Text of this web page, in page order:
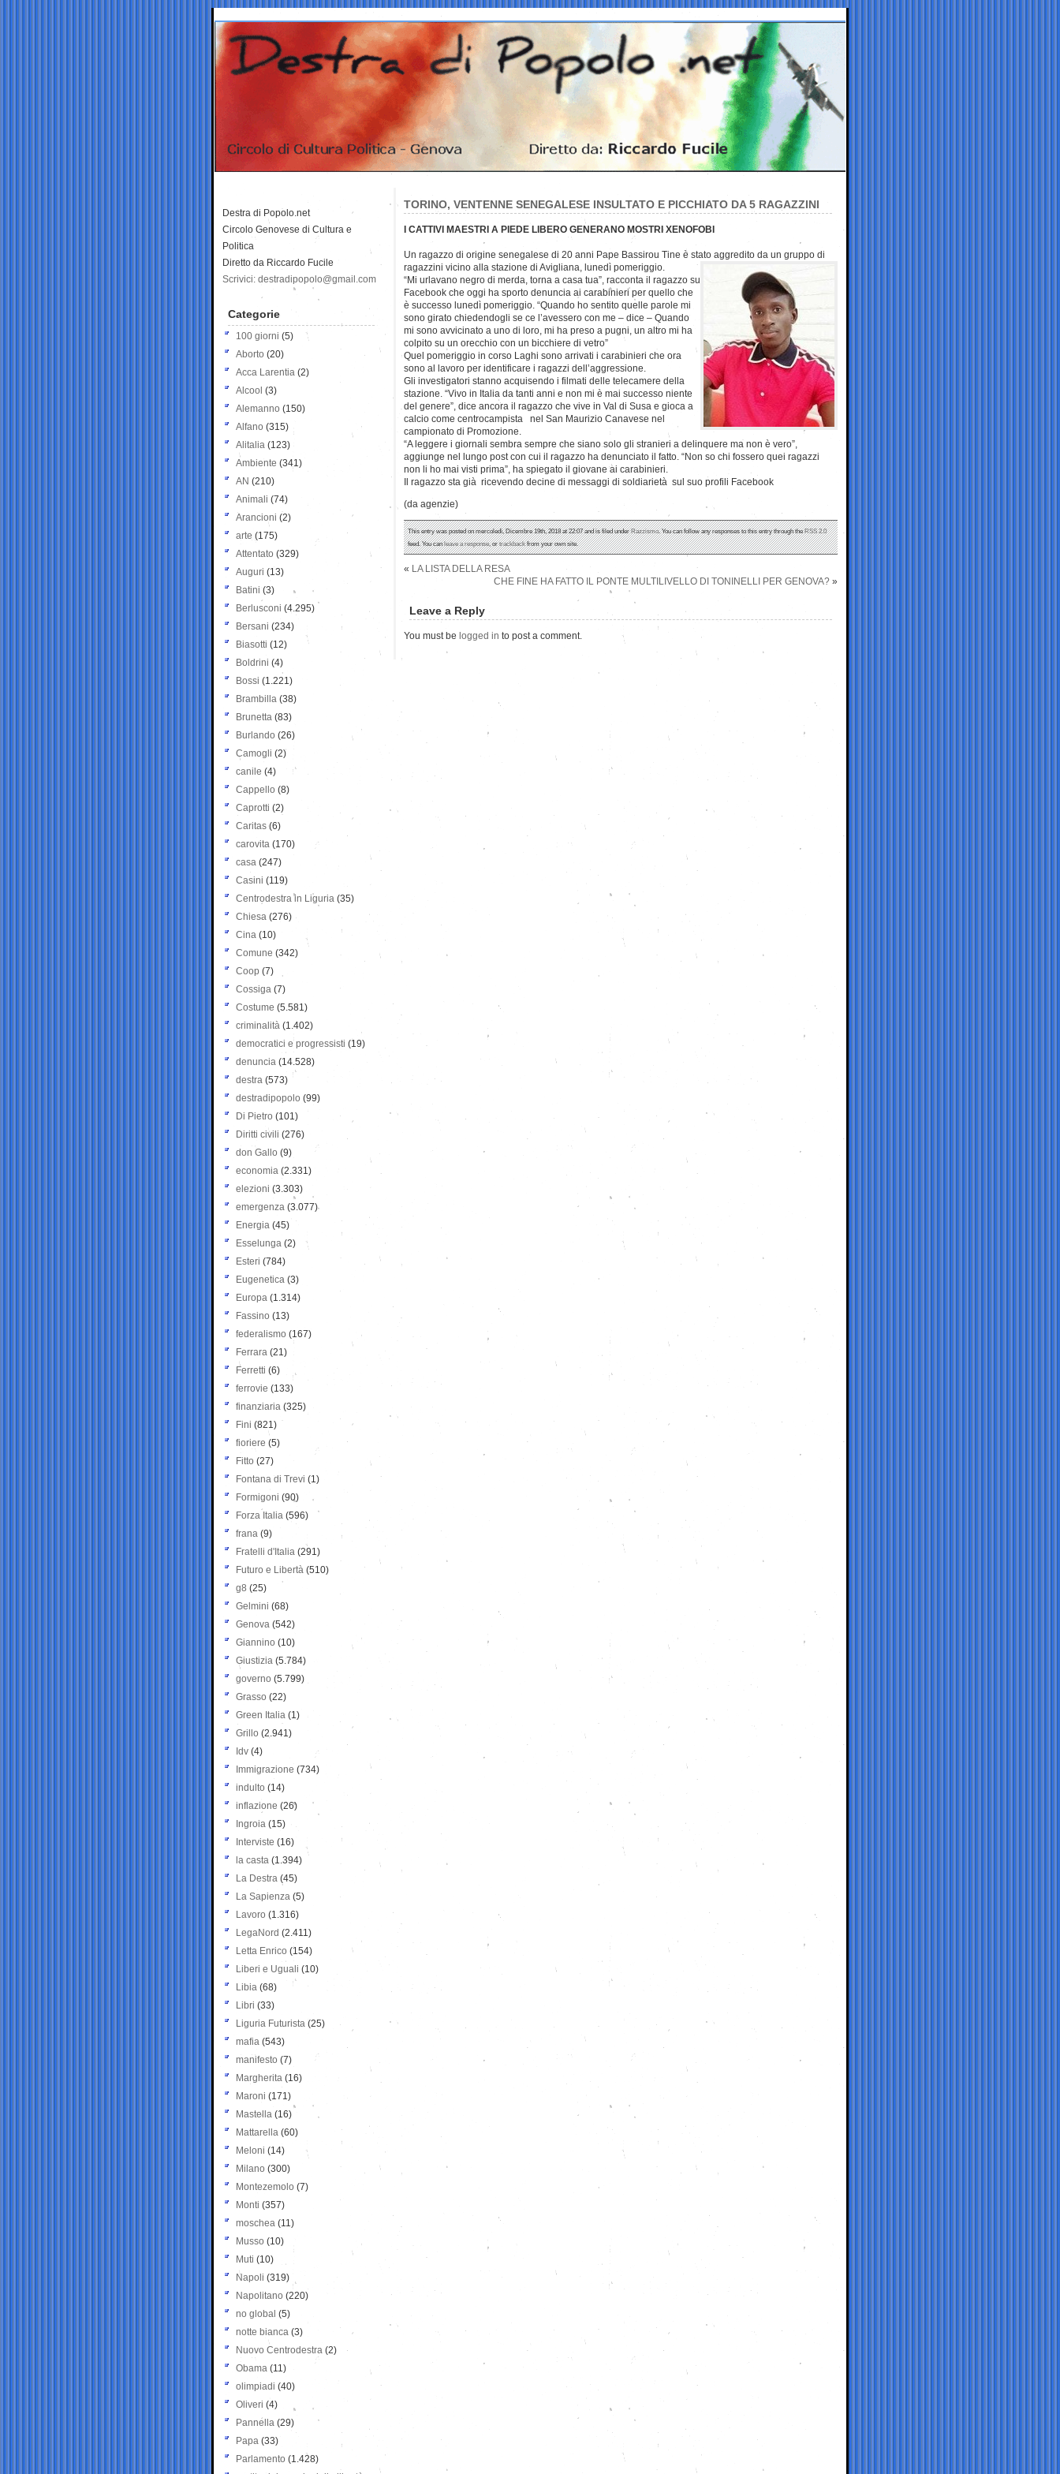
TORINO, VENTENNE SENEGALESE INSULTATO E PICCHIATO DA 5 RAGAZZINI
I CATTIVI MAESTRI A PIEDE LIBERO GENERANO MOSTRI XENOFOBI
Un ragazzo di origine senegalese di 20 anni Pape Bassirou Tine è stato aggredito da un gruppo di
ragazzini vicino alla stazione di Avigliana, lunedì pomeriggio.
“Mi urlavano negro di merda, torna a casa tua”, racconta il ragazzo su
Facebook che oggi ha sporto denuncia ai carabinieri per quello che
è successo lunedì pomeriggio. “Quando ho sentito quelle parole mi
sono girato chiedendogli se ce l’avessero con me – dice – Quando
mi sono avvicinato a uno di loro, mi ha preso a pugni, un altro mi ha
colpito su un orecchio con un bicchiere di vetro”
Quel pomeriggio in corso Laghi sono arrivati i carabinieri che ora
sono al lavoro per identificare i ragazzi dell’aggressione.
Gli investigatori stanno acquisendo i filmati delle telecamere della
stazione. “Vivo in Italia da tanti anni e non mi è mai successo niente
del genere”, dice ancora il ragazzo che vive in Val di Susa e gioca a
calcio come centrocampista nel San Maurizio Canavese nel
campionato di Promozione.
“A leggere i giornali sembra sempre che siano solo gli stranieri a delinquere ma non è vero”,
aggiunge nel lungo post con cui il ragazzo ha denunciato il fatto. “Non so chi fossero quei ragazzi
non li ho mai visti prima”, ha spiegato il giovane ai carabinieri.
Il ragazzo sta già ricevendo decine di messaggi di soldiarietà sul suo profili Facebook
(da agenzie)
This entry was posted on mercoledì, Dicembre 19th, 2018 at 22:07 and is filed underRazzismo. You can follow any responses to this entry through theRSS 2.0
feed. You canleave a response, ortrackbackfrom your own site.
« LA LISTA DELLA RESA
CHE FINE HA FATTO IL PONTE MULTILIVELLO DI TONINELLI PER GENOVA? »
Leave a Reply
You must be logged in to post a comment.
Destra di Popolo.net
Circolo Genovese di Cultura e
Politica
Diretto da Riccardo Fucile
Scrivici: destradipopolo@gmail.com
Categorie
100 giorni (5)
Aborto (20)
Acca Larentia (2)
Alcool (3)
Alemanno (150)
Alfano (315)
Alitalia (123)
Ambiente (341)
AN (210)
Animali (74)
Arancioni (2)
arte (175)
Attentato (329)
Auguri (13)
Batini (3)
Berlusconi (4.295)
Bersani (234)
Biasotti (12)
Boldrini (4)
Bossi (1.221)
Brambilla (38)
Brunetta (83)
Burlando (26)
Camogli (2)
canile (4)
Cappello (8)
Caprotti (2)
Caritas (6)
carovita (170)
casa (247)
Casini (119)
Centrodestra in Liguria (35)
Chiesa (276)
Cina (10)
Comune (342)
Coop (7)
Cossiga (7)
Costume (5.581)
criminalità (1.402)
democratici e progressisti (19)
denuncia (14.528)
destra (573)
destradipopolo (99)
Di Pietro (101)
Diritti civili (276)
don Gallo (9)
economia (2.331)
elezioni (3.303)
emergenza (3.077)
Energia (45)
Esselunga (2)
Esteri (784)
Eugenetica (3)
Europa (1.314)
Fassino (13)
federalismo (167)
Ferrara (21)
Ferretti (6)
ferrovie (133)
finanziaria (325)
Fini (821)
fioriere (5)
Fitto (27)
Fontana di Trevi (1)
Formigoni (90)
Forza Italia (596)
frana (9)
Fratelli d'Italia (291)
Futuro e Libertà (510)
g8 (25)
Gelmini (68)
Genova (542)
Giannino (10)
Giustizia (5.784)
governo (5.799)
Grasso (22)
Green Italia (1)
Grillo (2.941)
Idv (4)
Immigrazione (734)
indulto (14)
inflazione (26)
Ingroia (15)
Interviste (16)
la casta (1.394)
La Destra (45)
La Sapienza (5)
Lavoro (1.316)
LegaNord (2.411)
Letta Enrico (154)
Liberi e Uguali (10)
Libia (68)
Libri (33)
Liguria Futurista (25)
mafia (543)
manifesto (7)
Margherita (16)
Maroni (171)
Mastella (16)
Mattarella (60)
Meloni (14)
Milano (300)
Montezemolo (7)
Monti (357)
moschea (11)
Musso (10)
Muti (10)
Napoli (319)
Napolitano (220)
no global (5)
notte bianca (3)
Nuovo Centrodestra (2)
Obama (11)
olimpiadi (40)
Oliveri (4)
Pannella (29)
Papa (33)
Parlamento (1.428)